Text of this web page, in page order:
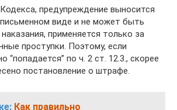
Кодекса, предупреждение выносится
виде и не может быть
применяется только за
проступки. Поэтому, если
“попадается” по ч. 2 ст. 12.3., скорее
постановление о штрафе.
Как правильно